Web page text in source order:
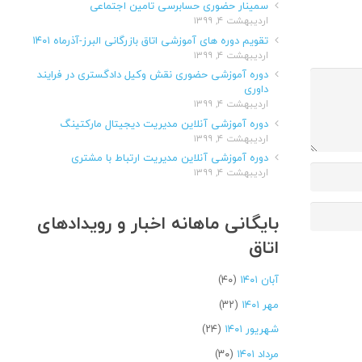
سمینار حضوری حسابرسی تامین اجتماعی
اردیبهشت ۴, ۱۳۹۹
تقویم دوره های آموزشی اتاق بازرگانی البرز-آذرماه ۱۴۰۱
اردیبهشت ۴, ۱۳۹۹
دوره آموزشی حضوری نقش وکیل دادگستری در فرایند
داوری
اردیبهشت ۴, ۱۳۹۹
دوره آموزشی آنلاین مدیریت دیجیتال مارکتینگ
اردیبهشت ۴, ۱۳۹۹
دوره آموزشی آنلاین مدیریت ارتباط با مشتری
اردیبهشت ۴, ۱۳۹۹
بایگانی ماهانه اخبار و رویدادهای
اتاق
آبان ۱۴۰۱
(۴۰)
مهر ۱۴۰۱
(۳۲)
شهریور ۱۴۰۱
(۲۴)
مرداد ۱۴۰۱
(۳۰)